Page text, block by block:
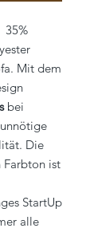
35%
Mit dem
bei
Die
Farbton ist
StartUp
alle